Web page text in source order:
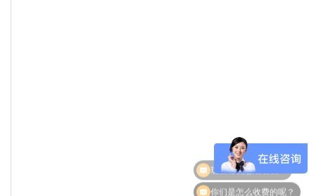
现在有优惠活动么？